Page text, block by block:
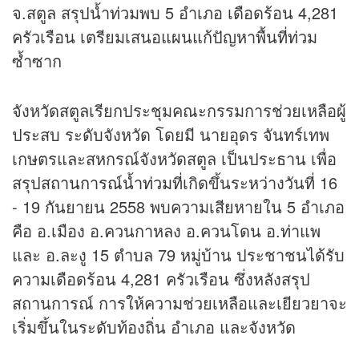
จ.สตูล สรุปน้ำท่วมพบ 5 อำเภอ เดือดร้อน 4,281
ครัวเรือน เตรียมเสนอแผนแก้ปัญหาพื้นที่ท่วม
ซ้ำซาก
จังหวัดสตูลเรียกประชุมคณะกรรมการช่วยเหลือผู้
ประสบ ระดับจังหวัด โดยมี นายอุดร จันทร์เทพ
เกษตรและสหกรณ์จังหวัดสตูล เป็นประธาน เพื่อ
สรุปสถานการณ์น้ำท่วมที่เกิดขึ้นระหว่างวันที่ 16
- 19 กันยายน 2558 พบความเสียหายใน 5 อำเภอ
คือ อ.เมือง อ.ควนกาหลง อ.ควนโดน อ.ท่าแพ
และ อ.ละงู 15 ตำบล 79 หมู่บ้าน ประชาชนได้รับ
ความเดือดร้อน 4,281 ครัวเรือน ซึ่งหลังสรุป
สถานการณ์ การให้ความช่วยเหลือและเยียวยาจะ
เริ่มขึ้นในระดับท้องถิ่น อำเภอ และจังหวัด